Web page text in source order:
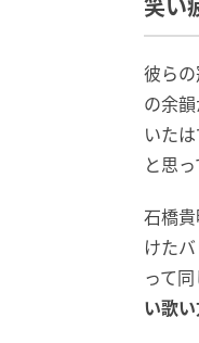
笑い
彼ら
の余
いた
と思
石橋
けた
って同
い歌